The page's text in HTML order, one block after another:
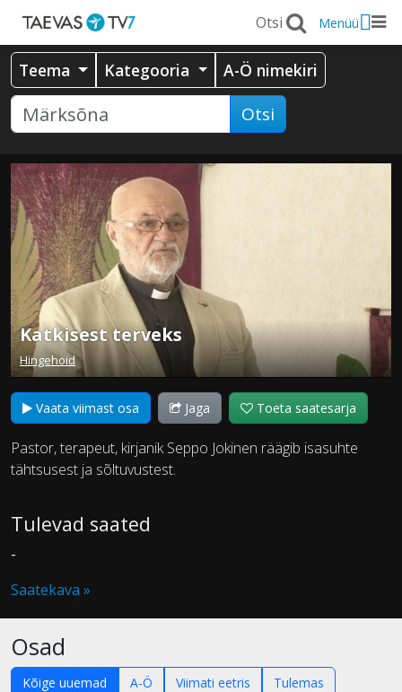
Menüü
Teema Kategooria A-Ö nimekiri
Otsi
Katkisest terveks
Hingehoid
Vaata viimast osa Jaga Toeta saatesarja
Pastor, terapeut, kirjanik Seppo Jokinen räägib isasuhte
tähtsusest ja sõltuvustest.
Tulevad saated
-
Saatekava »
Osad
Kõige uuemad A-Ö Viimati eetris Tulemas